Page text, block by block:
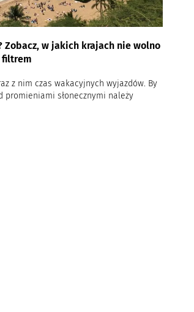
Zobacz, w jakich krajach nie wolno
filtrem
z nim czas wakacyjnych wyjazdów. By
promieniami słonecznymi należy